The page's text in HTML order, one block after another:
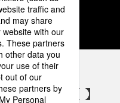
5
SNSアカウント